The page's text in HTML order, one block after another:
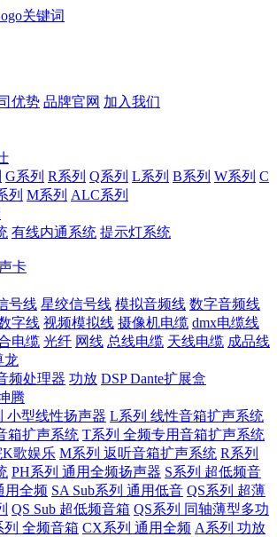
优势 品牌官网 加入我们
G系列 R系列 Q系列 L系列 B系列 W系列 C
列 M系列 ALC系列
有线内通系统 提示灯系统
卡
号线 星绞信号线 模拟音频线 数字音频线
字线 视频模拟线 摄像机电缆 dmx电缆线
电缆 光纤 网线 总线电缆 天线电缆 成品线
龙
频处理器 功放 DSP Dante扩展盒
腾
小型线性扬声器 L系列 线性音箱扩声系统
箱扩声系统 T系列 全频专用音箱扩声系统
歌娱乐 M系列 返听音箱扩声系统 R系列
PH系列 通用全频扬声器 S系列 超低频音
用全频 SA Sub系列 通用低音 QS系列 超薄
QS Sub 超低频音箱 QS系列 同轴薄型多功
全频音箱 CX系列 通用全频 A系列 功放